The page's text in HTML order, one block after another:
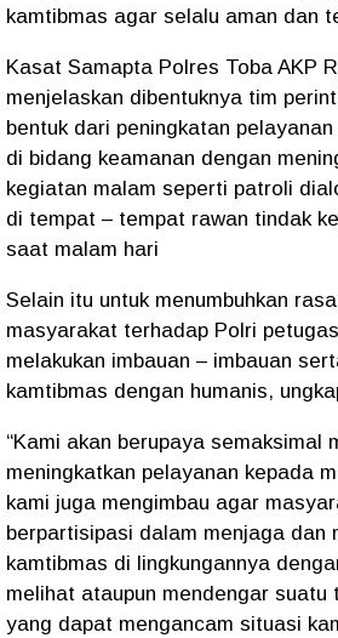
kamtibmas agar selalu aman dan
Kasat Samapta Polres Toba AKP
menjelaskan dibentuknya tim
bentuk dari peningkatan
di bidang keamanan dengan
kegiatan malam seperti patroli
di tempat – tempat rawan tindak
saat malam hari
Selain itu untuk menumbuhkan
masyarakat terhadap Polri
melakukan imbauan – imbauan
kamtibmas dengan humanis,
“Kami akan berupaya semaksimal
meningkatkan pelayanan kepada
kami juga mengimbau agar
berpartisipasi dalam menjaga dan
kamtibmas di lingkungannya
melihat ataupun mendengar suatu
yang dapat mengancam situasi